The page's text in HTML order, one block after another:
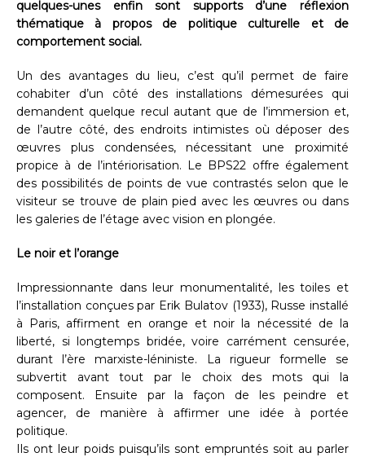
quelques-unes enfin sont supports d’une réflexion
thématique à propos de politique culturelle et de
comportement social.
Un des avantages du lieu, c’est qu’il permet de faire
cohabiter d’un côté des installations démesurées qui
demandent quelque recul autant que de l’immersion et,
de l’autre côté, des endroits intimistes où déposer des
œuvres plus condensées, nécessitant une proximité
propice à de l’intériorisation. Le BPS22 offre également
des possibilités de points de vue contrastés selon que le
visiteur se trouve de plain pied avec les œuvres ou dans
les galeries de l’étage avec vision en plongée.
Le noir et l’orange
Impressionnante dans leur monumentalité, les toiles et
l’installation conçues par Erik Bulatov (1933), Russe installé
à Paris, affirment en orange et noir la nécessité de la
liberté, si longtemps bridée, voire carrément censurée,
durant l’ère marxiste-léniniste. La rigueur formelle se
subvertit avant tout par le choix des mots qui la
composent. Ensuite par la façon de les peindre et
agencer, de manière à affirmer une idée à portée
politique.
Ils ont leur poids puisqu’ils sont empruntés soit au parler